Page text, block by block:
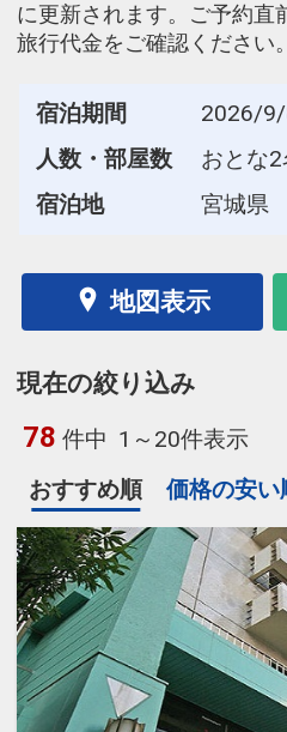
に更新されます。ご予約直
旅行代金をご確認ください。
宿泊期間
2026/
人数・部屋数
おとな
宿泊地
宮城県
地図表示
現在の絞り込み
78 件中 1～20件表示
おすすめ順
価格の安い